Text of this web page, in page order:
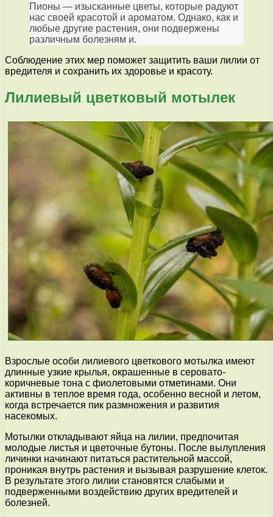
Пионы — изысканные цветы, которые радуют
нас своей красотой и ароматом. Однако, как и
любые другие растения, они подвержены
различным болезням и.
Соблюдение этих мер поможет защитить ваши лилии от
вредителя и сохранить их здоровье и красоту.
Лилиевый цветковый мотылек
Взрослые особи лилиевого цветкового мотылка имеют
длинные узкие крылья, окрашенные в серовато-
коричневые тона с фиолетовыми отметинами. Они
активны в теплое время года, особенно весной и летом,
когда встречается пик размножения и развития
насекомых.
Мотылки откладывают яйца на лилии, предпочитая
молодые листья и цветочные бутоны. После вылупления
личинки начинают питаться растительной массой,
проникая внутрь растения и вызывая разрушение клеток.
В результате этого лилии становятся слабыми и
подверженными воздействию других вредителей и
болезней.